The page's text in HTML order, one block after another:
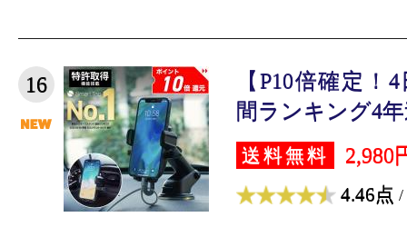
16
【P10倍確定！
間ランキング4
送料無料 2,980
4.46点 /